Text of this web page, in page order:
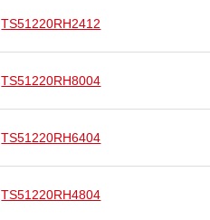
TS51220RH2412
TS51220RH8004
TS51220RH6404
TS51220RH4804